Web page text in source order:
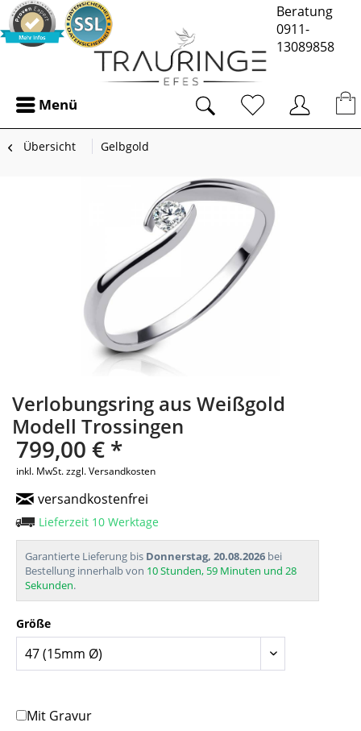
Beratung
0911-
13089858
Menü
Übersicht Gelbgold
Verlobungsring aus Weißgold
Modell Trossingen
799,00 € *
inkl. MwSt.zzgl. Versandkosten
versandkostenfrei
Lieferzeit 10 Werktage
Garantierte Lieferung bis Donnerstag, 20.08.2026 bei
Bestellung innerhalb von 10 Stunden, 59 Minuten und 28
Sekunden.
Größe
Mit Gravur